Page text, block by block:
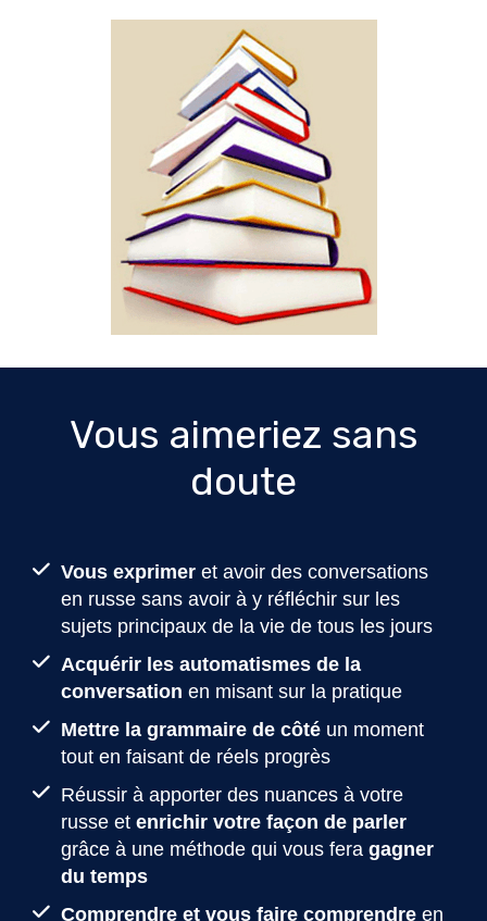
Vous aimeriez sans
doute
Vous exprimer et avoir des conversations
en russe sans avoir à y réfléchir sur les
sujets principaux de la vie de tous les jours
Acquérir les automatismes de la
conversation en misant sur la pratique
Mettre la grammaire de côté un moment
tout en faisant de réels progrès
Réussir à apporter des nuances à votre
russe et enrichir votre façon de parler
grâce à une méthode qui vous fera gagner
du temps
Comprendre et vous faire comprendre en